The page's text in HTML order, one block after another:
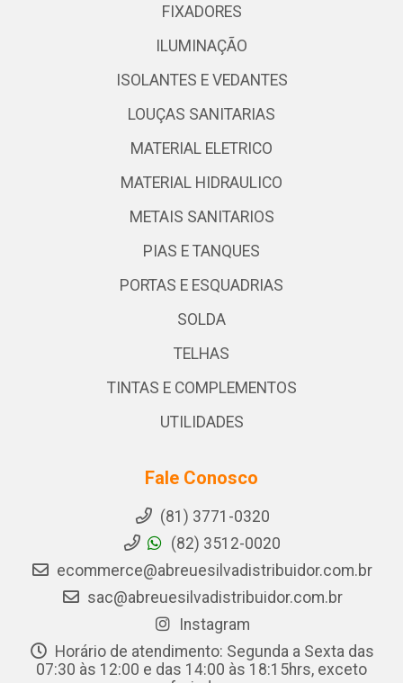
FIXADORES
ILUMINAÇÃO
ISOLANTES E VEDANTES
LOUÇAS SANITARIAS
MATERIAL ELETRICO
MATERIAL HIDRAULICO
METAIS SANITARIOS
PIAS E TANQUES
PORTAS E ESQUADRIAS
SOLDA
TELHAS
TINTAS E COMPLEMENTOS
UTILIDADES
Fale Conosco
(81) 3771-0320
(82) 3512-0020
ecommerce@abreuesilvadistribuidor.com.br
sac@abreuesilvadistribuidor.com.br
Instagram
Horário de atendimento: Segunda a Sexta das
07:30 às 12:00 e das 14:00 às 18:15hrs, exceto